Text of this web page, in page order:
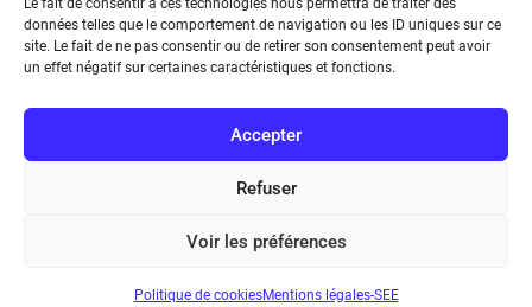
Le fait de consentir à ces technologies nous permettra de traiter des
données telles que le comportement de navigation ou les ID uniques sur ce
site. Le fait de ne pas consentir ou de retirer son consentement peut avoir
un effet négatif sur certaines caractéristiques et fonctions.
Accepter
Refuser
Voir les préférences
Politique de cookiesMentions légales-SEE
de l’Information et de la Communication
75116 Paris
Métro : « Boissière » Ligne 6 et « Iéna » Ligne 9
Téléphone : (+33) 1 56 90 37 17